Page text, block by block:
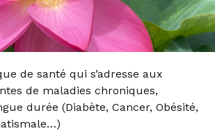
de santé qui s’adresse aux
de maladies chroniques,
durée (Diabète, Cancer, Obésité,